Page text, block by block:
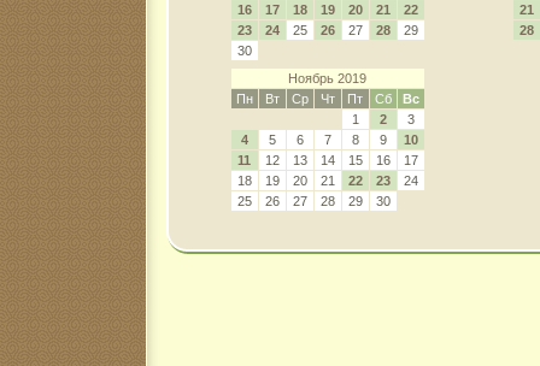
16
17 18 19 20 21
22
23
24 25 26 27 28
29
30
21
28
Ноябрь 2019
Пн
Вт Ср Чт Пт Сб
Вс
1
2
3
4
5 6 7 8 9
10
11
12 13 14 15 16
17
18
19 20 21 22 23
24
25
26 27 28 29 30